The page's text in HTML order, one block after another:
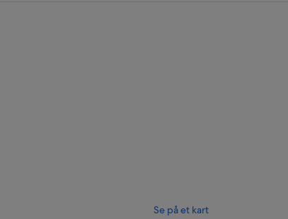
Se på et kart